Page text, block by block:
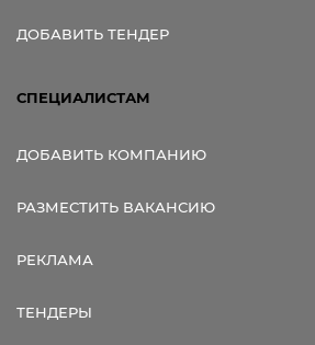
ДОБАВИТЬ ТЕНДЕР
СПЕЦИАЛИСТАМ
ДОБАВИТЬ КОМПАНИЮ
РАЗМЕСТИТЬ ВАКАНСИЮ
РЕКЛАМА
ТЕНДЕРЫ